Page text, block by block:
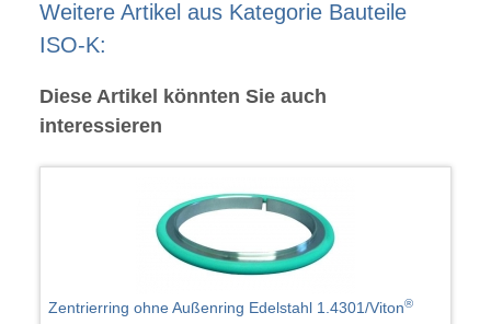
Weitere Artikel aus Kategorie Bauteile
ISO-K:
Diese Artikel könnten Sie auch
interessieren
Zentrierring ohne Außenring Edelstahl 1.4301/Viton®